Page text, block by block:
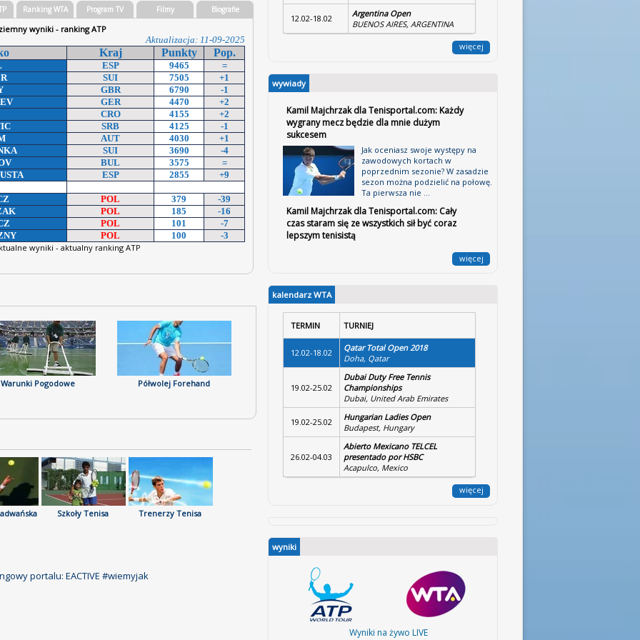
Ranking WTA Program TV Filmy Biografie
wyniki - ranking ATP
Aktualizacja: 11-09-2025
Kraj Punkty Pop.
ESP 9465
=
SUI 7505
+1
GBR 6790
-1
GER 4470
+2
CRO 4155
+2
SRB 4125
-1
AUT 4030
+1
SUI 3690
-4
BUL 3575
=
ESP 2855
+9
POL 379
-39
POL 185
-16
POL 101
-7
POL 100
-3
wyniki - aktualny ranking ATP
Aktualizacja: 11-09-2025
Kraj Punkty Pop.
ESP 6030
+2
ROU 5965
=
UKR 5640
+1
CZE 5520
-3
USA 4756
+4
DEN 4640
-1
GBR 4520
=
RUS 4410
=
SVK 3770
+1
LAT 3502
+2
POL 3460
=
POL 800
-4
POL 285
+26
POL 187
-36
Warunki Pogodowe Półwolej Forehand
Szkoły Tenisa Trenerzy Tenisa
portalu: EACTIVE #wiemyjak
12.02-18.02
Argentina Open
BUENOS AIRES, ARGENTINA
więcej
wywiady
Kamil Majchrzak dla Tenisportal.com: Każdy
wygrany mecz będzie dla mnie dużym
sukcesem
Jak oceniasz swoje występy na
zawodowych kortach w
poprzednim sezonie? W zasadzie
sezon można podzielić na połowę.
Ta pierwsza nie ...
Kamil Majchrzak dla Tenisportal.com: Cały
czas staram się ze wszystkich sił być coraz
lepszym tenisistą
więcej
kalendarz WTA
TERMIN TURNIEJ
12.02-18.02
Qatar Total Open 2018
Doha, Qatar
19.02-25.02
Dubai Duty Free Tennis
Championships
Dubai, United Arab Emirates
19.02-25.02
Hungarian Ladies Open
Budapest, Hungary
26.02-04.03
Abierto Mexicano TELCEL
presentado por HSBC
Acapulco, Mexico
więcej
wyniki
Wyniki na żywo LIVE